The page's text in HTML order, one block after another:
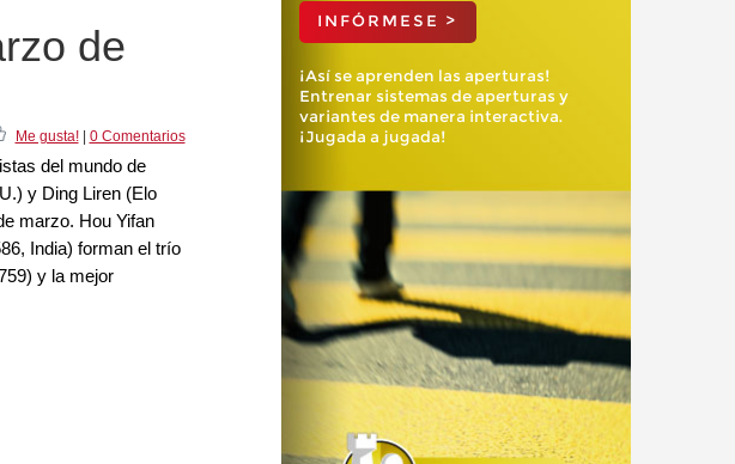
de
Me gusta!| 0 Comentarios
del mundo de
y Ding Liren (Elo
marzo. Hou Yifan
India) forman el trío
y la mejor
INFÓRMESE >
¡Así se aprenden las aperturas!
Entrenar sistemas de aperturas y
variantes de manera interactiva.
¡Jugada a jugada!